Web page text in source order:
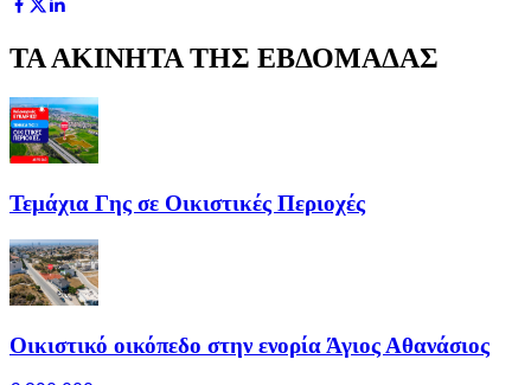
ΤΑ ΑΚΙΝΗΤΑ ΤΗΣ ΕΒΔΟΜΑΔΑΣ
Τεμάχια Γης σε Οικιστικές Περιοχές
Οικιστικό οικόπεδο στην ενορία Άγιος Αθανάσιος